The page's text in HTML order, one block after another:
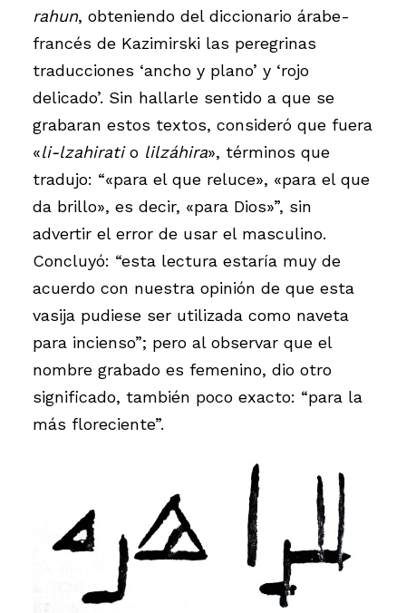
rahun, obteniendo del diccionario árabe-
francés de Kazimirski las peregrinas
traducciones ‘ancho y plano’ y ‘rojo
delicado’. Sin hallarle sentido a que se
grabaran estos textos, consideró que fuera
«li-lzahiratio lilzáhira», términos que
tradujo: “«para el que reluce», «para el que
da brillo», es decir, «para Dios»”, sin
advertir el error de usar el masculino.
Concluyó: “esta lectura estaría muy de
acuerdo con nuestra opinión de que esta
vasija pudiese ser utilizada como naveta
para incienso”; pero al observar que el
nombre grabado es femenino, dio otro
significado, también poco exacto: “para la
más floreciente”.